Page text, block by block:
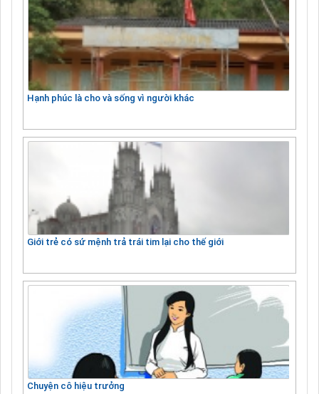
Hạnh phúc là cho và sống vì người khác
Giới trẻ có sứ mệnh trả trái tim lại cho thế giới
Chuyện cô hiệu trưởng